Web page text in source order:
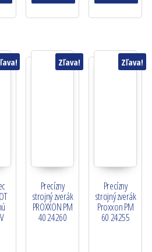
Zľava!
Precízny
strojný zverák
PROXXON PM
40 24260
Zľava!
Precízny
strojný zverák
Proxxon PM
60 24255